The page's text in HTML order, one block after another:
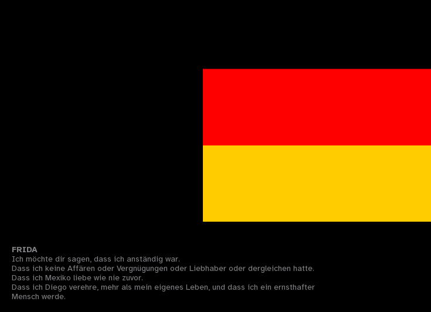
FRIDA
Ich möchte dir sagen, dass ich anständig war.
Dass ich keine Affären oder Vergnügungen oder Liebhaber oder dergleichen hatte.
Dass ich Mexiko liebe wie nie zuvor.
Dass ich Diego verehre, mehr als mein eigenes Leben, und dass ich ein ernsthafter
Mensch werde.